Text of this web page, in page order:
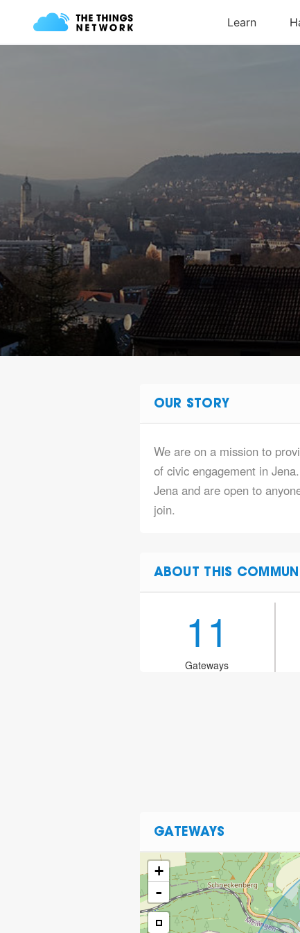
OUR STORY
We are on a mission to
of civic engagement in
Jena and are open to
join.
ABOUT THIS
11
Gateways
GATEWAYS
+
-